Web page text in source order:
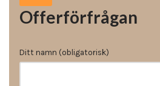
Offerförfrågan
Ditt namn (obligatorisk)